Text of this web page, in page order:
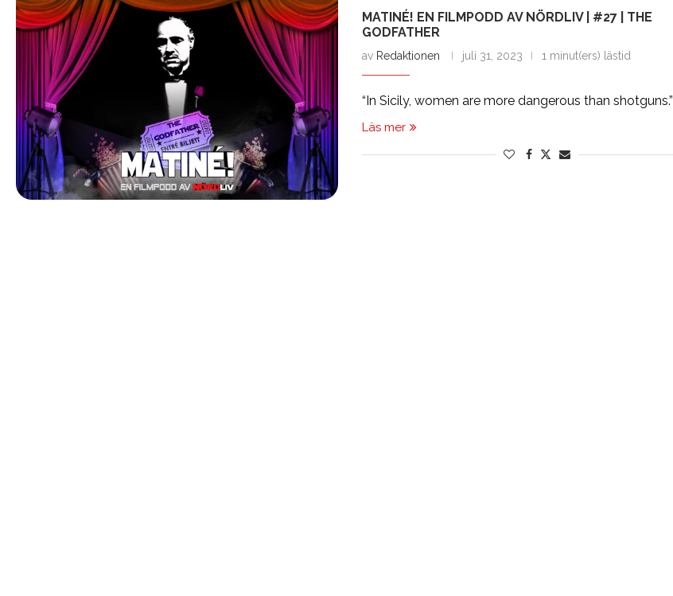
MATINÉ! EN FILMPODD AV NÖRDLIV | #27 | THE
GODFATHER
av Redaktionen juli 31, 2023 1 minut(ers) lästid
“In Sicily, women are more dangerous than shotguns.”
Läs mer